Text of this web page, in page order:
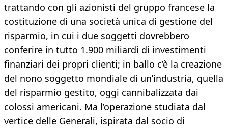
trattando con gli azionisti del gruppo francese la
costituzione di una società unica di gestione del
risparmio, in cui i due soggetti dovrebbero
conferire in tutto 1.900 miliardi di investimenti
finanziari dei propri clienti; in ballo c’è la creazione
del nono soggetto mondiale di un’industria, quella
del risparmio gestito, oggi cannibalizzata dai
colossi americani. Ma l’operazione studiata dal
vertice delle Generali, ispirata dal socio di